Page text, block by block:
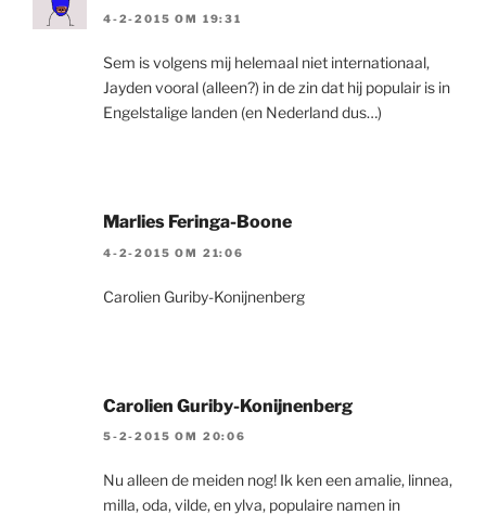
4-2-2015 OM 19:31
Sem is volgens mij helemaal niet internationaal,
Jayden vooral (alleen?) in de zin dat hij populair is in
Engelstalige landen (en Nederland dus…)
Marlies Feringa-Boone
4-2-2015 OM 21:06
Carolien Guriby-Konijnenberg
Carolien Guriby-Konijnenberg
5-2-2015 OM 20:06
Nu alleen de meiden nog! Ik ken een amalie, linnea,
milla, oda, vilde, en ylva, populaire namen in